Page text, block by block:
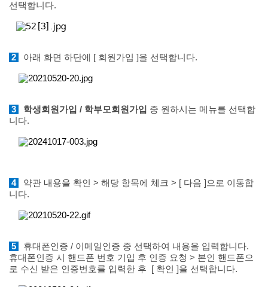
선택합니다.
2 아래 화면 하단에 [ 회원가입 ]을 선택합니다.
3 학생회원가입 / 학부모회원가입 중 원하시는 메뉴를 선택합
니다.
4 약관 내용을 확인 > 해당 항목에 체크 > [ 다음 ]으로 이동합
니다.
5
휴대폰인증 / 이메일인증 중 선택하여 내용을 입력합니다.
휴대폰인증 시 핸드폰 번호 기입 후 인증 요청 > 본인 핸드폰으
로 수신 받은 인증번호를 입력한 후
[ 확인 ]을 선택합니다.